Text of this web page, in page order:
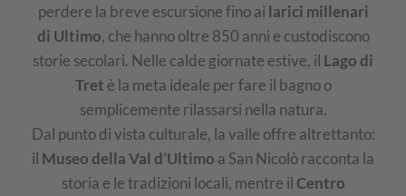
perdere la breve escursione fino ai larici millenari
di Ultimo, che hanno oltre 850 anni e custodiscono
storie secolari. Nelle calde giornate estive, il Lago di
Tret è la meta ideale per fare il bagno o
semplicemente rilassarsi nella natura.
Dal punto di vista culturale, la valle offre altrettanto:
il Museo della Val d’Ultimo a San Nicolò racconta la
storia e le tradizioni locali, mentre il Centro